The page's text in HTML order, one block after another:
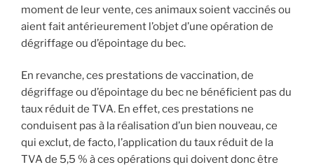
moment de leur vente, ces animaux soient vaccinés ou
aient fait antérieurement l’objet d’une opération de
dégriffage ou d’épointage du bec.
En revanche, ces prestations de vaccination, de
dégriffage ou d’épointage du bec ne bénéficient pas du
taux réduit de TVA. En effet, ces prestations ne
conduisent pas à la réalisation d’un bien nouveau, ce
qui exclut, de facto, l’application du taux réduit de la
TVA de 5,5 % à ces opérations qui doivent donc être